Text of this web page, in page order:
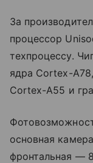
За
процессор
техпроцессу.
ядра Cortex-
Cortex-A55 и
основная
фронтальная —